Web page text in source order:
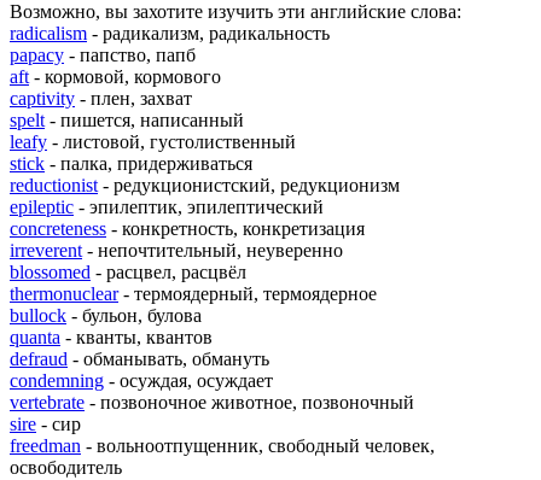
Возможно, вы захотите изучить эти английские слова:
radicalism - радикализм, радикальность
papacy - папство, папб
aft - кормовой, кормового
captivity - плен, захват
spelt - пишется, написанный
leafy - листовой, густолиственный
stick - палка, придерживаться
reductionist - редукционистский, редукционизм
epileptic - эпилептик, эпилептический
concreteness - конкретность, конкретизация
irreverent - непочтительный, неуверенно
blossomed - расцвел, расцвёл
thermonuclear- термоядерный, термоядерное
bullock - бульон, булова
quanta - кванты, квантов
defraud - обманывать, обмануть
condemning - осуждая, осуждает
vertebrate - позвоночное животное, позвоночный
sire - сир
freedman - вольноотпущенник, свободный человек,
освободитель